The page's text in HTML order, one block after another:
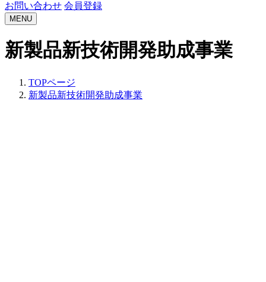
お問い合わせ 会員登録
MENU
新製品新技術開発助成事業
TOPページ
新製品新技術開発助成事業